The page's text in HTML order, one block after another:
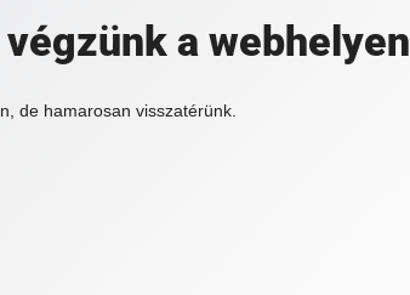
a webhelyen
de hamarosan visszatérünk.